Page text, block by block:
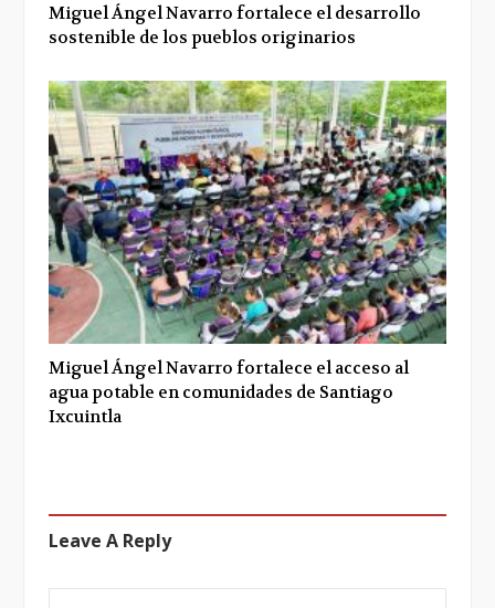
Miguel Ángel Navarro fortalece el desarrollo
sostenible de los pueblos originarios
Miguel Ángel Navarro fortalece el acceso al
agua potable en comunidades de Santiago
Ixcuintla
Leave A Reply